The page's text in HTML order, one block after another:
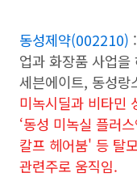
동성제약(002210)
업과 화장품 사업
세븐에이트, 동성랑
미녹시딜과 비타민
‘동성 미녹실 플러
칼프 헤어붐' 등 탈
관련주로 움직임.